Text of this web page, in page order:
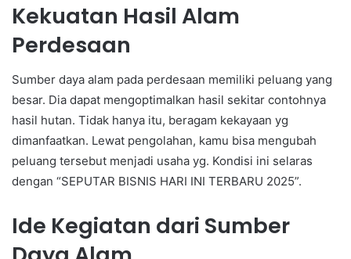
Kekuatan Hasil Alam
Perdesaan
Sumber daya alam pada perdesaan memiliki peluang yang
besar. Dia dapat mengoptimalkan hasil sekitar contohnya
hasil hutan. Tidak hanya itu, beragam kekayaan yg
dimanfaatkan. Lewat pengolahan, kamu bisa mengubah
peluang tersebut menjadi usaha yg. Kondisi ini selaras
dengan “SEPUTAR BISNIS HARI INI TERBARU 2025”.
Ide Kegiatan dari Sumber